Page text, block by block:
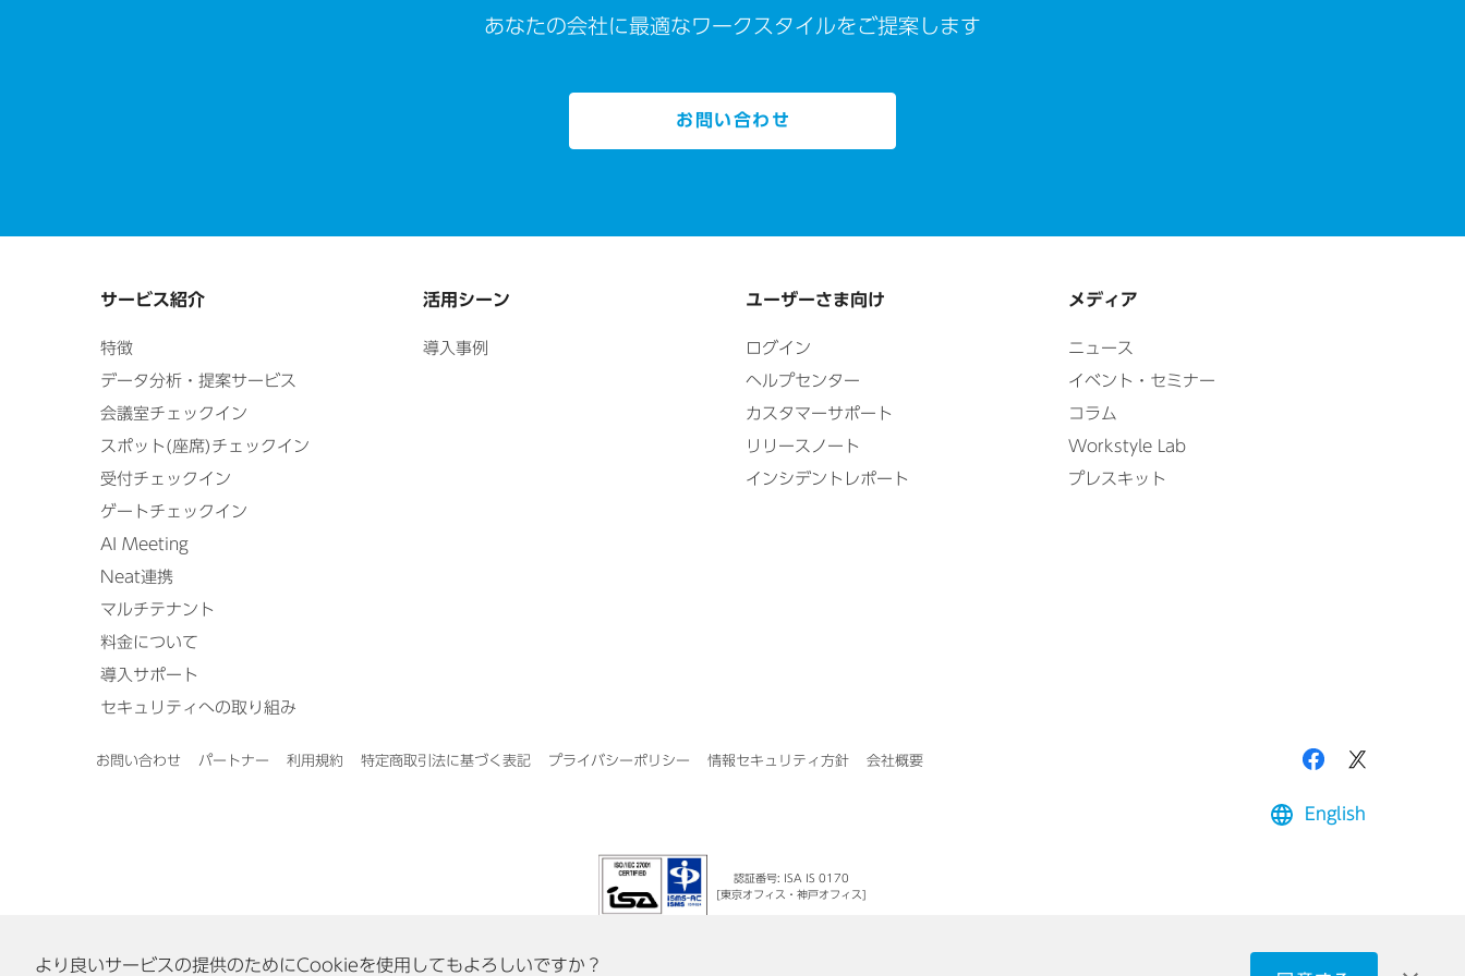
あなたの会社に最適なワークスタイルをご提案します
お問い合わせ
サービス紹介
特徴
データ分析・提案サービス
会議室チェックイン
スポット(座席)チェックイン
受付チェックイン
ゲートチェックイン
AI Meeting
Neat連携
マルチテナント
料金について
導入サポート
セキュリティへの取り組み
活用シーン
導入事例
ユーザーさま向け
ログイン
ヘルプセンター
カスタマーサポート
リリースノート
インシデントレポート
メディア
ニュース
イベント・セミナー
コラム
Workstyle Lab
プレスキット
お問い合わせ パートナー 利用規約 特定商取引法に基づく表記 プライバシーポリシー 情報セキュリティ方針 会社概要
English
より良いサービスの提供のためにCookieを使用してもよろしいですか？
認証番号: ISA IS 0170
[東京オフィス・神戸オフィス]